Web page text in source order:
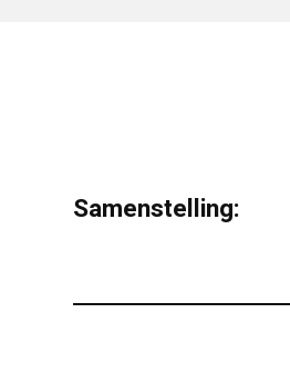
Samenstelling: